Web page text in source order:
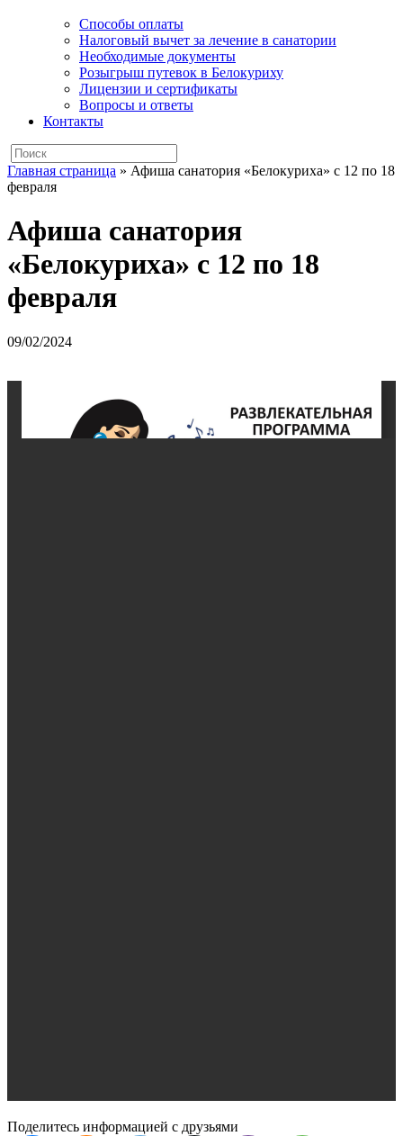
Способы оплаты
Налоговый вычет за лечение в санатории
Необходимые документы
Розыгрыш путевок в Белокуриху
Лицензии и сертификаты
Вопросы и ответы
Контакты
Главная страница » Афиша санатория «Белокуриха» с 12 по 18
февраля
Афиша санатория
«Белокуриха» с 12 по 18
февраля
09/02/2024
Поделитесь информацией с друзьями